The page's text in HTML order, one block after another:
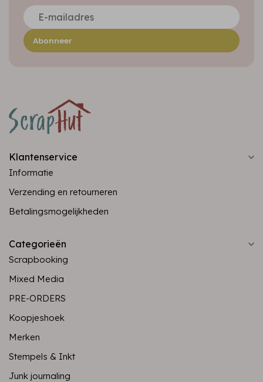
Abonneer
Klantenservice
Informatie
Verzending en retourneren
Betalingsmogelijkheden
Categorieën
Scrapbooking
Mixed Media
PRE-ORDERS
Koopjeshoek
Merken
Stempels & Inkt
Junk journaling